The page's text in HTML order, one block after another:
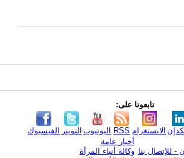
تابعونا على:
الفيسبوك التويتر اليوتيوب RSS الانستغرام
- للإتصال بنا
أخبار عامة
وكالة أنباء المرأة